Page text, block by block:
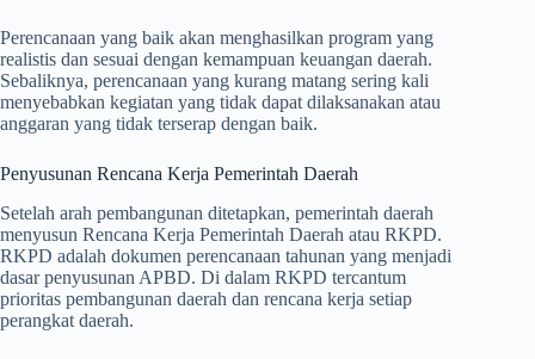
Perencanaan yang baik akan menghasilkan program yang
realistis dan sesuai dengan kemampuan keuangan daerah.
Sebaliknya, perencanaan yang kurang matang sering kali
menyebabkan kegiatan yang tidak dapat dilaksanakan atau
anggaran yang tidak terserap dengan baik.
Penyusunan Rencana Kerja Pemerintah Daerah
Setelah arah pembangunan ditetapkan, pemerintah daerah
menyusun Rencana Kerja Pemerintah Daerah atau RKPD.
RKPD adalah dokumen perencanaan tahunan yang menjadi
dasar penyusunan APBD. Di dalam RKPD tercantum
prioritas pembangunan daerah dan rencana kerja setiap
perangkat daerah.